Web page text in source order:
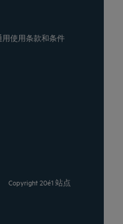
用使用条款和条件
Copyright 20é1 站点